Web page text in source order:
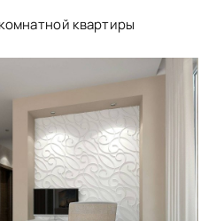
квартиры